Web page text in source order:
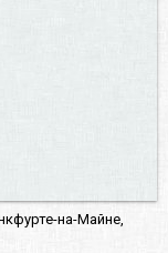
на-Майне,